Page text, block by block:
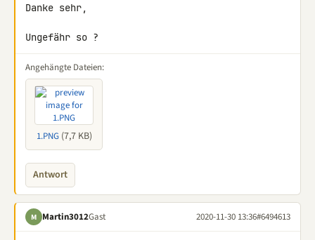
Danke sehr,
Ungefähr so ?
Angehängte Dateien:
1.PNG(7,7 KB)
Antwort
M Martin3012Gast 2020-11-30 13:36#6494613